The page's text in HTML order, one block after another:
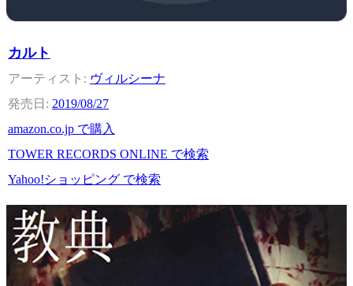
カルト
ヴィルシーナ
2019/08/27
amazon.co.jp で購入
TOWER RECORDS ONLINE で検索
Yahoo!ショッピング で検索